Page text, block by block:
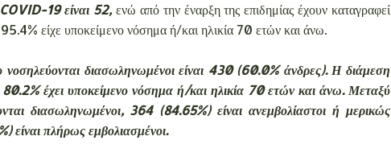
19 είναι 52,ενώ από την έναρξη της επιδημίας έχουν καταγραφεί
είχε υποκείμενο νόσημα ή/και ηλικία 70 ετών και άνω.
διασωληνωμένοι είναι 430 (60.0% άνδρες). Η διάμεση
80.2% έχει υποκείμενο νόσημα ή/και ηλικία 70 ετών και άνω. Μεταξύ
διασωληνωμένοι, 364 (84.65%) είναι ανεμβολίαστοι ή μερικώς
είναι πλήρως εμβολιασμένοι.